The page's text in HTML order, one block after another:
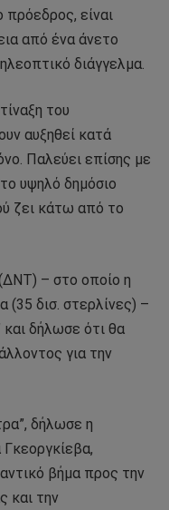
είναι
από ένα άνετο
διάγγελμα.
του
αυξηθεί κατά
Παλεύει επίσης με
υψηλό δημόσιο
ζει κάτω από το
– στο οποίο η
(35 δισ. στερλίνες) –
και δήλωσε ότι θα
για την
δήλωσε η
βήμα προς την
και την